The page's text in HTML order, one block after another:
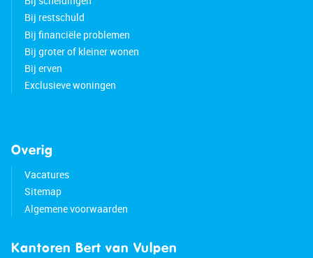
Bij restschuld
Bij financiële problemen
Bij groter of kleiner wonen
Bij erven
Exclusieve woningen
Overig
Vacatures
Sitemap
Algemene voorwaarden
Kantoren Bert van Vulpen